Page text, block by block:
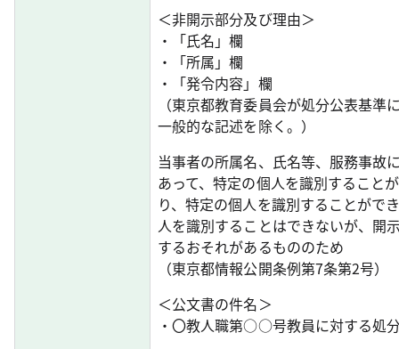
＜非開示部分及び理由＞
・「氏名」欄
・「所属」欄
・「発令内容」欄
（東京都教育委員会が処分公表基
一般的な記述を除く。）
当事者の所属名、氏名等、服務事故
あって、特定の個人を識別すること
り、特定の個人を識別することがで
人を識別することはできないが、開
するおそれがあるもののため
（東京都情報公開条例第7条第2号）
＜公文書の件名＞
・〇教人職第○○号教員に対する処